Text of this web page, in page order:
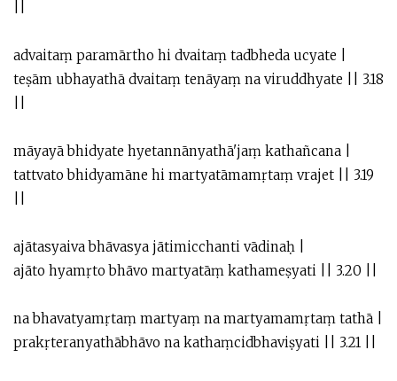
advaitaṃ paramārtho hi dvaitaṃ tadbheda ucyate |
teṣām ubhayathā dvaitaṃ tenāyaṃ na viruddhyate || 3.18
māyayā bhidyate hyetannānyathā'jaṃ kathañcana |
tattvato bhidyamāne hi martyatāmamṛtaṃ vrajet || 3.19
ajātasyaiva bhāvasya jātimicchanti vādinaḥ |
ajāto hyamṛto bhāvo martyatāṃ kathameṣyati || 3.20 ||
na bhavatyamṛtaṃ martyaṃ na martyamamṛtaṃ tathā |
prakṛteranyathābhāvo na kathaṃcidbhaviṣyati || 3.21 ||